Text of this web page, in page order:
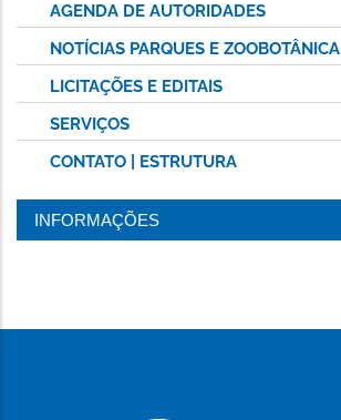
AGENDA DE AUTORIDADES
NOTÍCIAS PARQUES E ZOOBOTÂNICA
LICITAÇÕES E EDITAIS
SERVIÇOS
CONTATO | ESTRUTURA
INFORMAÇÕES